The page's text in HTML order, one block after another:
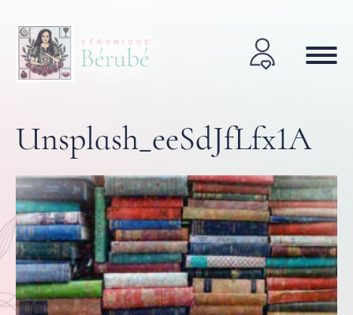
Unsplash_eeSdJfLfx1A